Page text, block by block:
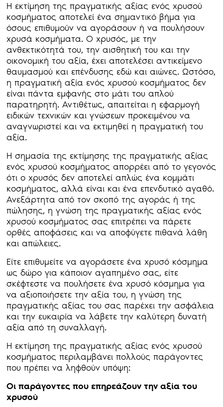
Η εκτίμηση της πραγματικής αξίας ενός χρυσού
κοσμήματος αποτελεί ένα σημαντικό βήμα για
όσους επιθυμούν να αγοράσουν ή να πουλήσουν
χρυσά κοσμήματα. Ο χρυσός, με την
ανθεκτικότητά του, την αισθητική του και την
οικονομική του αξία, έχει αποτελέσει αντικείμενο
θαυμασμού και επένδυσης εδώ και αιώνες. Ωστόσο,
η πραγματική αξία ενός χρυσού κοσμήματος δεν
είναι πάντα εμφανής στο μάτι του απλού
παρατηρητή. Αντιθέτως, απαιτείται η εφαρμογή
ειδικών τεχνικών και γνώσεων προκειμένου να
αναγνωριστεί και να εκτιμηθεί η πραγματική του
αξία.
Η σημασία της εκτίμησης της πραγματικής αξίας
ενός χρυσού κοσμήματος απορρέει από το γεγονός
ότι ο χρυσός δεν αποτελεί απλώς ένα κομμάτι
κοσμήματος, αλλά είναι και ένα επενδυτικό αγαθό.
Ανεξάρτητα από τον σκοπό της αγοράς ή της
πώλησης, η γνώση της πραγματικής αξίας ενός
χρυσού κοσμήματος σας επιτρέπει να πάρετε
ορθές αποφάσεις και να αποφύγετε πιθανά λάθη
και απώλειες.
Είτε επιθυμείτε να αγοράσετε ένα χρυσό κόσμημα
ως δώρο για κάποιον αγαπημένο σας, είτε
σκέφτεστε να πουλήσετε ένα χρυσό κόσμημα για
να αξιοποιήσετε την αξία του, η γνώση της
πραγματικής αξίας του σας παρέχει την ασφάλεια
και την ευκαιρία να λάβετε την καλύτερη δυνατή
αξία από τη συναλλαγή.
Η εκτίμηση της πραγματικής αξίας ενός χρυσού
κοσμήματος περιλαμβάνει πολλούς παράγοντες
που πρέπει να ληφθούν υπόψη:
Οι παράγοντες που επηρεάζουν την αξία του
χρυσού